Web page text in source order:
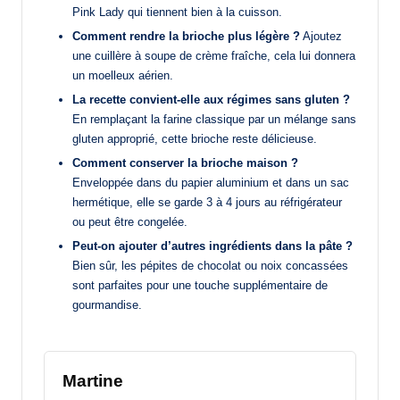
Pink Lady qui tiennent bien à la cuisson.
Comment rendre la brioche plus légère ? Ajoutez
une cuillère à soupe de crème fraîche, cela lui donnera
un moelleux aérien.
La recette convient-elle aux régimes sans gluten ?
En remplaçant la farine classique par un mélange sans
gluten approprié, cette brioche reste délicieuse.
Comment conserver la brioche maison ?
Enveloppée dans du papier aluminium et dans un sac
hermétique, elle se garde 3 à 4 jours au réfrigérateur
ou peut être congelée.
Peut-on ajouter d’autres ingrédients dans la pâte ?
Bien sûr, les pépites de chocolat ou noix concassées
sont parfaites pour une touche supplémentaire de
gourmandise.
Martine